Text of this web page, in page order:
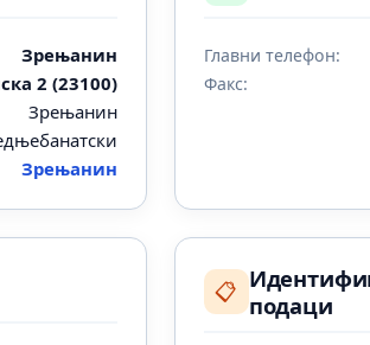
Зрењанин
2 (23100)
Зрењанин
Зрењанин
Главни телефон:
Факс:
📋 подаци